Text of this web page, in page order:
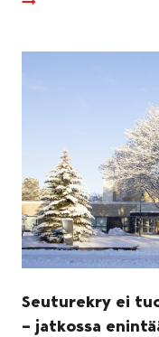
Seuturekry ei
– jatkossa